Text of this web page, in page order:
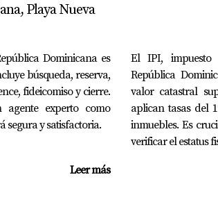
administrador puede maximizar tus
pueden ofrecer mejores
Playa Nueva
Dominicana es
búsqueda, reserva,
fideicomiso y cierre.
experto como
segura y satisfactoria.
Leer más
El IPI,
República
valor catastral
aplican tasas del
inmuebles. Es
verificar el estatus